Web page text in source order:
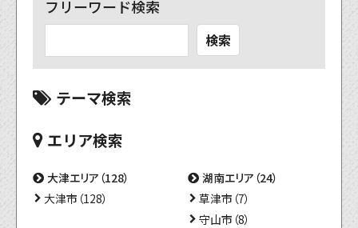
フリーワード検索
検索
テーマ検索
エリア検索
大津エリア（128）
大津市（128）
湖南エリア（24）
草津市（7）
守山市（8）